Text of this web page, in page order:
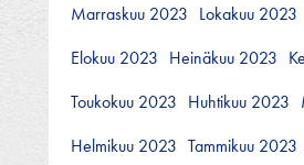
Marraskuu 2023 Lokakuu 2023
Elokuu 2023 Heinäkuu 2023
Toukokuu 2023 Huhtikuu 2023
Helmikuu 2023 Tammikuu 2023